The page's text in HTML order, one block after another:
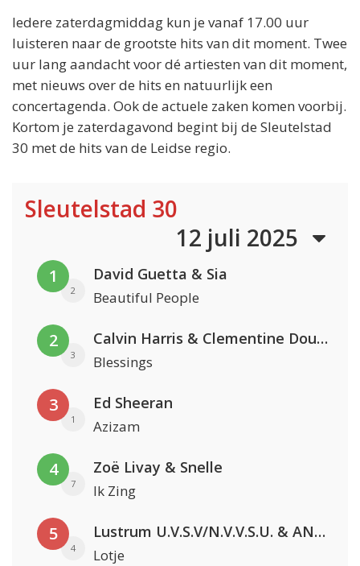
Iedere zaterdagmiddag kun je vanaf 17.00 uur
luisteren naar de grootste hits van dit moment. Twee
uur lang aandacht voor dé artiesten van dit moment,
met nieuws over de hits en natuurlijk een
concertagenda. Ook de actuele zaken komen voorbij.
Kortom je zaterdagavond begint bij de Sleutelstad
30 met de hits van de Leidse regio.
Sleutelstad 30
12 juli 2025
1
2
David Guetta & Sia
Beautiful People
2
3
Calvin Harris & Clementine Douglas
Blessings
3
1
Ed Sheeran
Azizam
4
7
Zoë Livay & Snelle
Ik Zing
5
4
Lustrum U.V.S.V/N.V.V.S.U. & ANNO ONS & Jopke van Dobbenburgh & Roeland Beelen
Lotje